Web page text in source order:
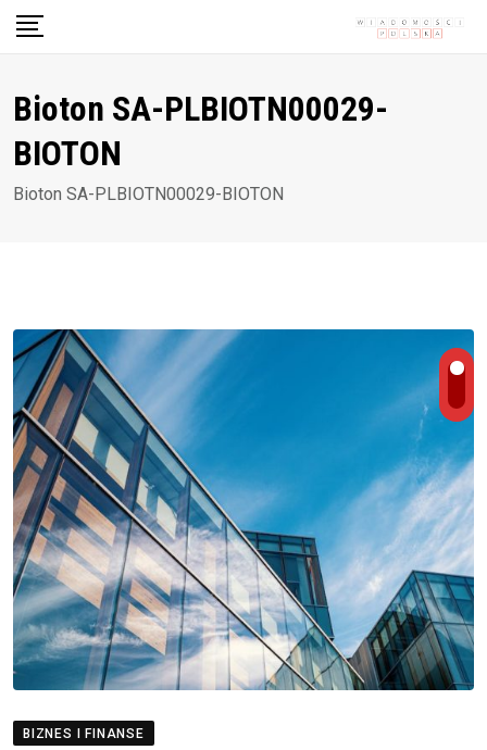
Skip
Bioton SA-PLBIOTN00029-
BIOTON
Bioton SA-PLBIOTN00029-BIOTON
BIZNES I FINANSE